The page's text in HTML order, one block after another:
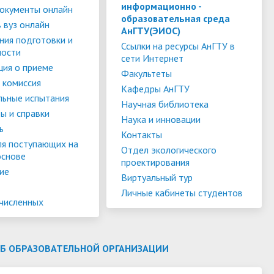
Финансово-хозяйственная
деятельность
Организация питания в
образовательной организации
Информация Министерства науки и
высшего образования РФ
Международное сотрудничество
Информационная поддержка
сотрудников и обучающихся по
вопросам коронавирусной
инфекции и организации
дистанционного обучения
платной основе
Для поступающих из ДНР, ЛНР,
Запорожской области и
Херсонской области
Дополнительный прием
онлайн
онлайн
подготовки и
о приеме
испытания
и справки
поступающих на
информационно -
образовательная среда
АнГТУ(ЭИОС)
Ссылки на ресурсы АнГТУ в
сети Интернет
Факультеты
Кафедры АнГТУ
Научная библиотека
Наука и инновации
Контакты
Отдел экологического
проектирования
Виртуальный тур
Личные кабинеты студентов
ОБРАЗОВАТЕЛЬНОЙ ОРГАНИЗАЦИИ